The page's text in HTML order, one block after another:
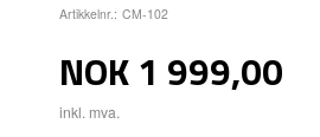
Artikkelnr.: CM-102
Pris
NOK1 999,00
inkl. mva.